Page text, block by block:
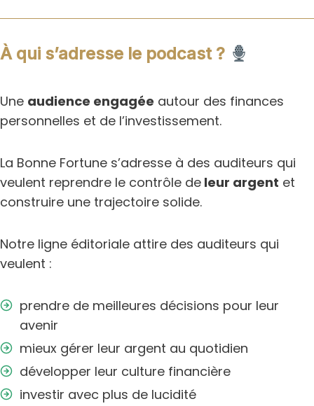
À qui s’adresse le podcast ?
Une audience engagée autour des finances
personnelles et de l’investissement.
La Bonne Fortune s’adresse à des auditeurs qui
veulent reprendre le contrôle de leur argent et
construire une trajectoire solide.
Notre ligne éditoriale attire des auditeurs qui
veulent :
prendre de meilleures décisions pour leur
avenir
mieux gérer leur argent au quotidien
développer leur culture financière
investir avec plus de lucidité